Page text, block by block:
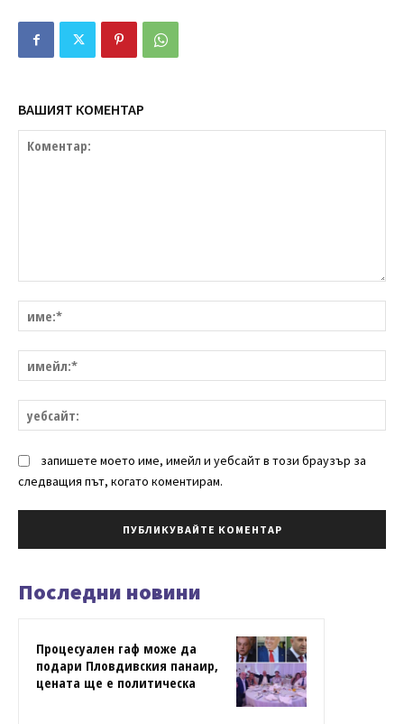
ВАШИЯТ КОМЕНТАР
запишете моето име, имейл и уебсайт в този браузър за
следващия път, когато коментирам.
Последни новини
Процесуален гаф може да
подари Пловдивския панаир,
цената ще е политическа